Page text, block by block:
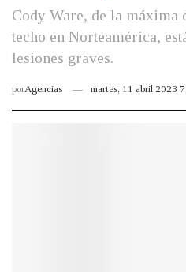
Cody Ware, de la máxima
techo en Norteamérica,
lesiones graves.
porAgencias martes, 11 abril 2023